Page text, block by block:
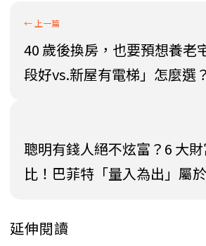
40 歲後換房，也要預想養老
段好vs.新屋有電梯」怎麼選？
聰明有錢人絕不炫富？6 大
比！巴菲特「量入為出」屬
延伸閱讀